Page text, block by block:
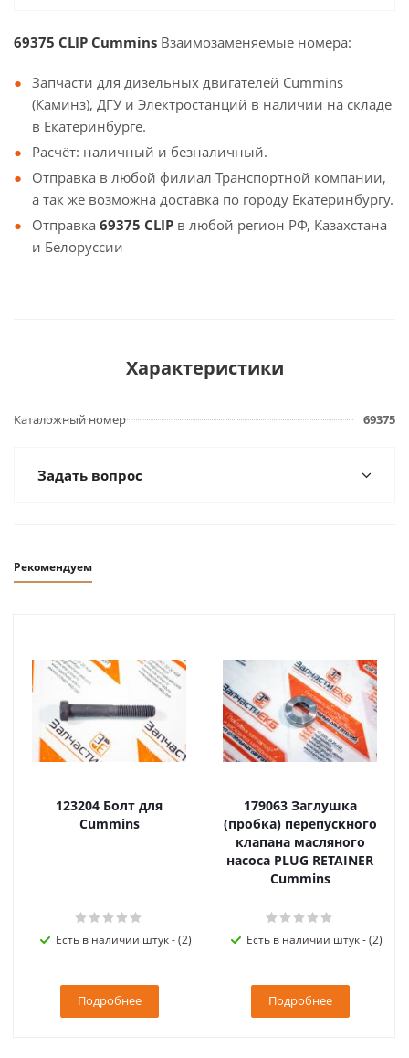
69375 CLIP Cummins Взаимозаменяемые номера:
Запчасти для дизельных двигателей Cummins
(Каминз), ДГУ и Электростанций в наличии на складе
в Екатеринбурге.
Расчёт: наличный и безналичный.
Отправка в любой филиал Транспортной компании,
а так же возможна доставка по городу Екатеринбургу.
Отправка 69375 CLIP в любой регион РФ, Казахстана
и Белоруссии
Характеристики
Каталожный номер 69375
Задать вопрос
Рекомендуем
123204 Болт для
Cummins
Есть в наличии штук - (2)
Подробнее
179063 Заглушка
(пробка) перепускного
клапана масляного
насоса PLUG RETAINER
Cummins
Есть в наличии штук - (2)
Подробнее